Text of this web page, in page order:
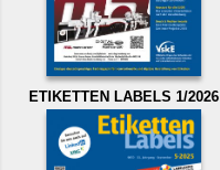
ETIKETTEN LABELS 1/2026